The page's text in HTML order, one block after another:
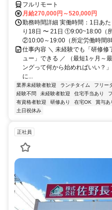
フルリモート
月給270,000円～520,000円
勤務時間詳細 実働時間：1日あ
り18日 〜 21日 ①9:00~18:00（
②10:00～19:00（所定労働時間8
仕事内容 ＼ 未経験でも「研修
ュー」できる ／ （最短1ヶ月～
ングって何から始めればいい？
に...
業界未経験者歓迎 ランチタイム フリー
経験不問
未経験者歓迎 住宅手当あり
有資格者歓迎
研修あり 在宅OK 賞与あ
土日祝休み
正社員